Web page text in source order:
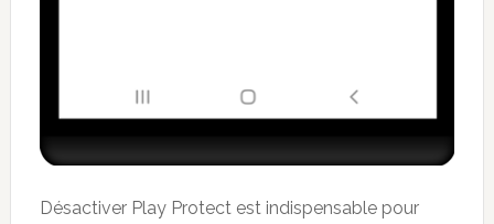
Désactiver Play Protect est indispensable pour